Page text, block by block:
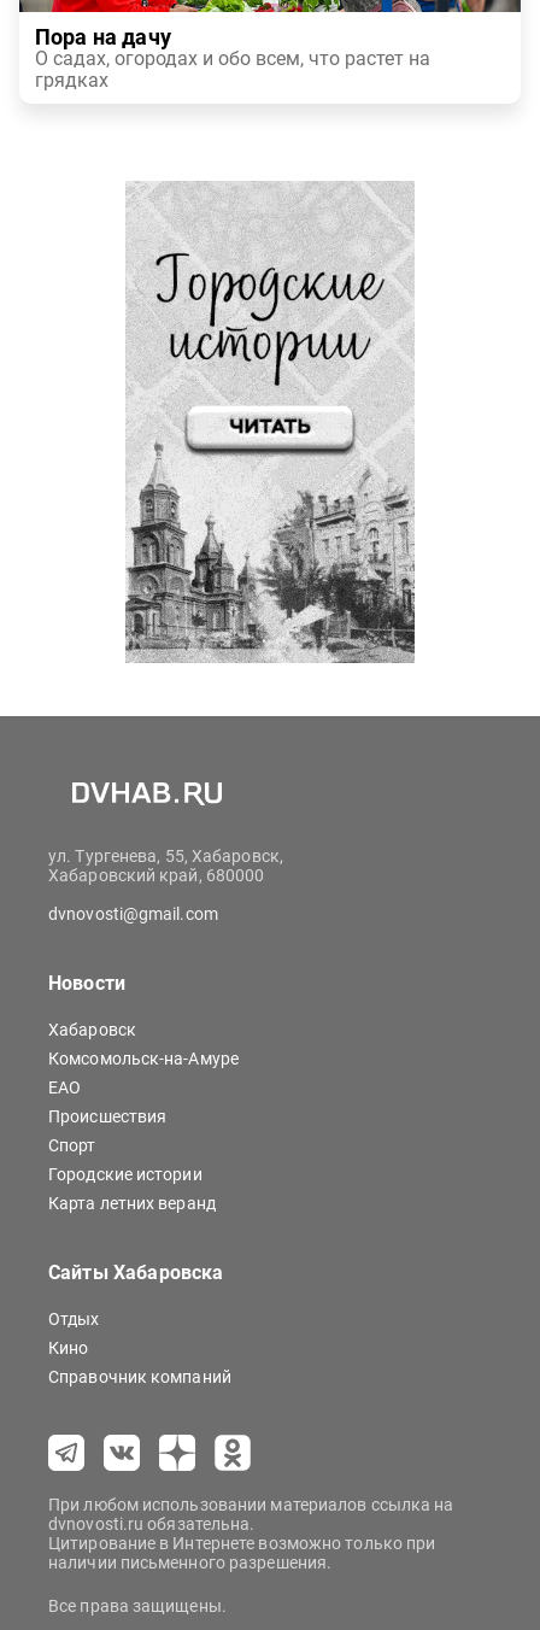
Пора на дачу
О садах, огородах и обо всем, что растет на
грядках
ул. Тургенева, 55, Хабаровск,
Хабаровский край, 680000
dvnovosti@gmail.com
Новости
Хабаровск
Комсомольск-на-Амуре
ЕАО
Происшествия
Спорт
Городские истории
Карта летних веранд
Сайты Хабаровска
Отдых
Кино
Справочник компаний
При любом использовании материалов ссылка на
dvnovosti.ru обязательна.
Цитирование в Интернете возможно только при
наличии письменного разрешения.
Все права защищены.